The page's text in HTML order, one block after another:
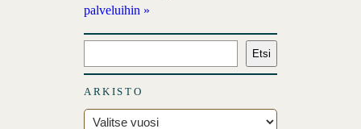
palveluihin »
t
s
i
Etsi
ARKISTO